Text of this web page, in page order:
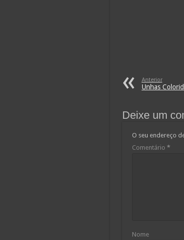
Anterior
Unhas
Deixe um
O seu endereço
Comentário *
Nome